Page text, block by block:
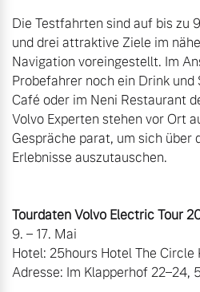
Die Testfahrten sind auf bis zu
und drei attraktive Ziele im
Navigation voreingestellt. Im
Probefahrer noch ein Drink und
Café oder im Neni Restaurant
Volvo Experten stehen vor Ort
Gespräche parat, um sich über
Erlebnisse auszutauschen.
Tourdaten Volvo Electric Tour
9. – 17. Mai
Hotel: 25hours Hotel The Circle
Adresse: Im Klapperhof 22–24,